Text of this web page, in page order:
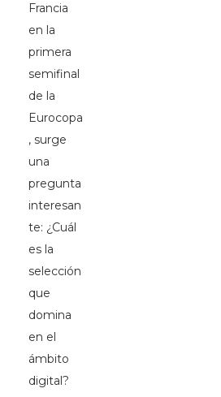
Francia
en la
primera
semifinal
de la
Eurocopa
, surge
una
pregunta
interesan
te: ¿Cuál
es la
selección
que
domina
en el
ámbito
digital?